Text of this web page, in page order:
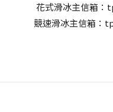
花式滑冰主信箱
競速滑冰主信箱：